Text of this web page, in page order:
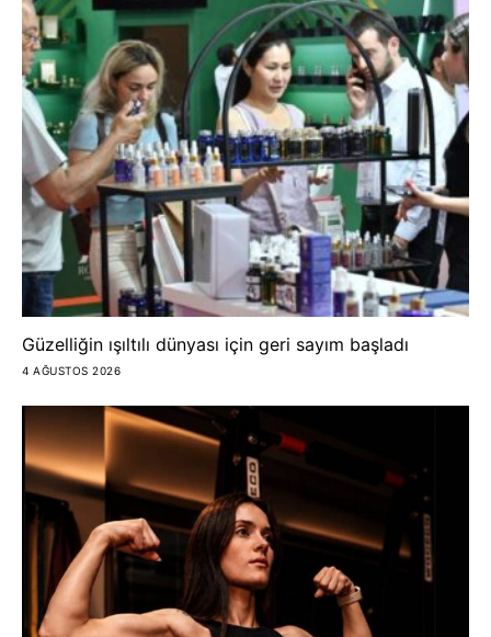
Güzelliğin ışıltılı dünyası için geri sayım başladı
4 AĞUSTOS 2026